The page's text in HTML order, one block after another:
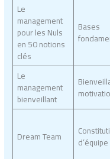
Le
management
pour les Nuls
en 50 notions
clés
Bases
Le
management
bienveillant
Dream Team d’équipe